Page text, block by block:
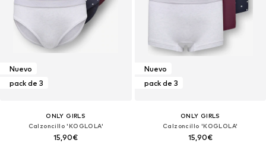
Nuevo
pack de 3
ONLY GIRLS
Calzoncillo 'KOGLOLA'
15,90€
Nuevo
pack de 3
ONLY GIRLS
Calzoncillo 'KOGLOLA'
15,90€